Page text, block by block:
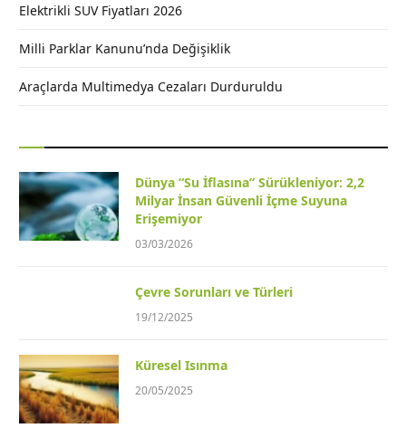
Elektrikli SUV Fiyatları 2026
Milli Parklar Kanunu’nda Değişiklik
Araçlarda Multimedya Cezaları Durduruldu
Dünya “Su İflasına” Sürükleniyor: 2,2
Milyar İnsan Güvenli İçme Suyuna
Erişemiyor
03/03/2026
Çevre Sorunları ve Türleri
19/12/2025
Küresel Isınma
20/05/2025